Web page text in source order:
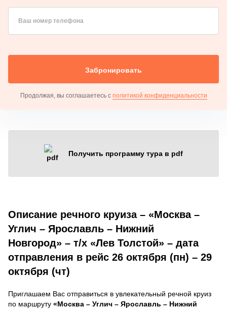
Ваш номер телефона
Забронировать
Продолжая, вы соглашаетесь с политикой конфиденциальности
Получить программу тура в pdf
Описание речного круиза – «Москва –
Углич – Ярославль – Нижний
Новгород» – т/х «Лев Толстой» – дата
отправления в рейс 26 октября (пн) – 29
октября (чт)
Приглашаем Вас отправиться в увлекательный речной круиз
по маршруту «Москва – Углич – Ярославль – Нижний